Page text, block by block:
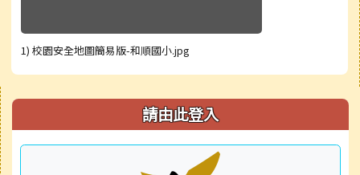
1) 校園安全地圖簡易版-和順國小.jpg
右邊區域內容 請由此登入